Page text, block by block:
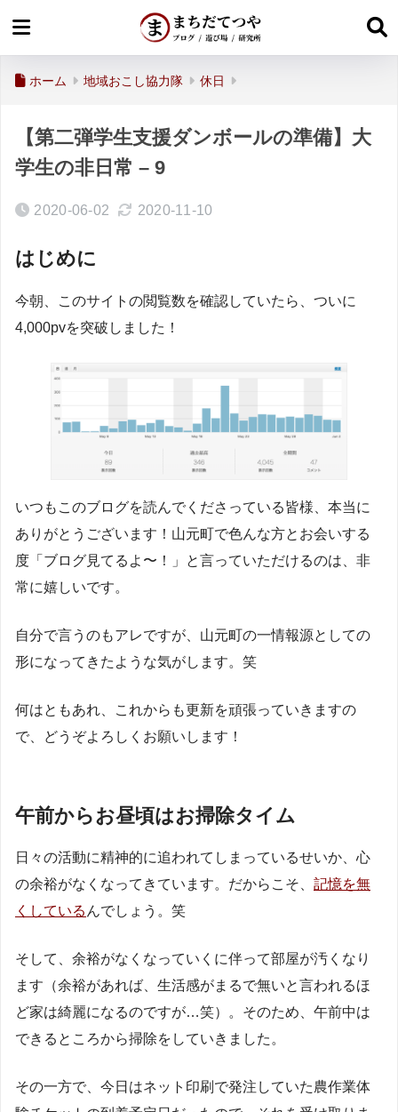
ホーム 地域おこし協力隊 休日
【第二弾学生支援ダンボールの準備】大
学生の非日常 – 9
2020-06-02 2020-11-10
はじめに
今朝、このサイトの閲覧数を確認していたら、ついに
4,000pvを突破しました！
いつもこのブログを読んでくださっている皆様、本当に
ありがとうございます！山元町で色んな方とお会いする
度「ブログ見てるよ〜！」と言っていただけるのは、非
常に嬉しいです。
自分で言うのもアレですが、山元町の一情報源としての
形になってきたような気がします。笑
何はともあれ、これからも更新を頑張っていきますの
で、どうぞよろしくお願いします！
午前からお昼頃はお掃除タイム
日々の活動に精神的に追われてしまっているせいか、心
の余裕がなくなってきています。だからこそ、 記憶を無
くしている んでしょう。笑
そして、余裕がなくなっていくに伴って部屋が汚くなり
ます（余裕があれば、生活感がまるで無いと言われるほ
ど家は綺麗になるのですが…笑）。そのため、午前中は
できるところから掃除をしていきました。
その一方で、今日はネット印刷で発注していた農作業体